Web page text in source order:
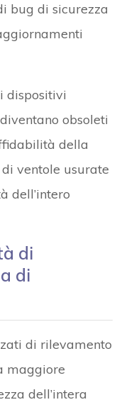
bug di sicurezza
dispositivi
obsoleti
della
ventole usurate
dell’intero
di
di
di rilevamento
maggiore
dell’intera